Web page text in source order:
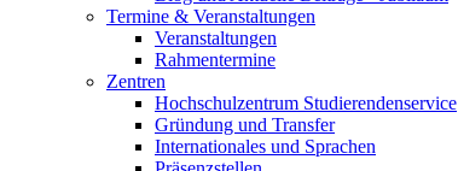
Termine & Veranstaltungen
Veranstaltungen
Rahmentermine
Zentren
Hochschulzentrum Studierendenservice
Gründung und Transfer
Internationales und Sprachen